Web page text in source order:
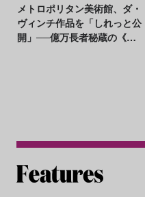
メトロポリタン美術館、ダ・
ヴィンチ作品を「しれっと公
開」──億万長者秘蔵の《糸